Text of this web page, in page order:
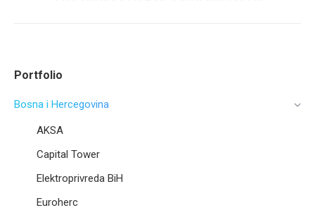
Portfolio
Bosna i Hercegovina
AKSA
Capital Tower
Elektroprivreda BiH
Euroherc